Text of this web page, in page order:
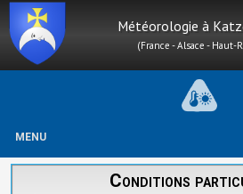
Météorologie à
(France - Alsace - Haut-
MENU
Conditions